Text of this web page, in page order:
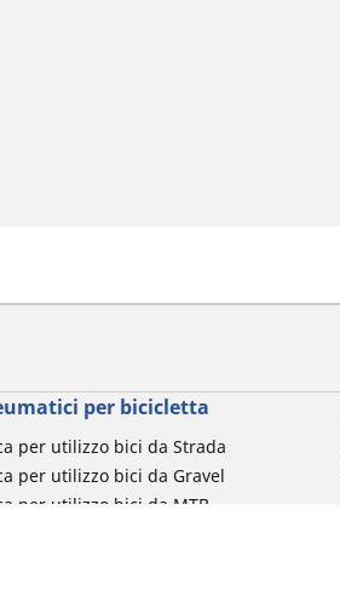
per bicicletta
per utilizzo bici da Strada
per utilizzo bici da Gravel
per utilizzo bici da MTB